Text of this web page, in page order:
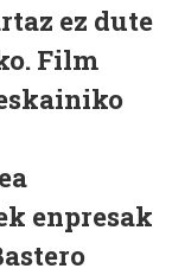
ez dute
Film
enpresak